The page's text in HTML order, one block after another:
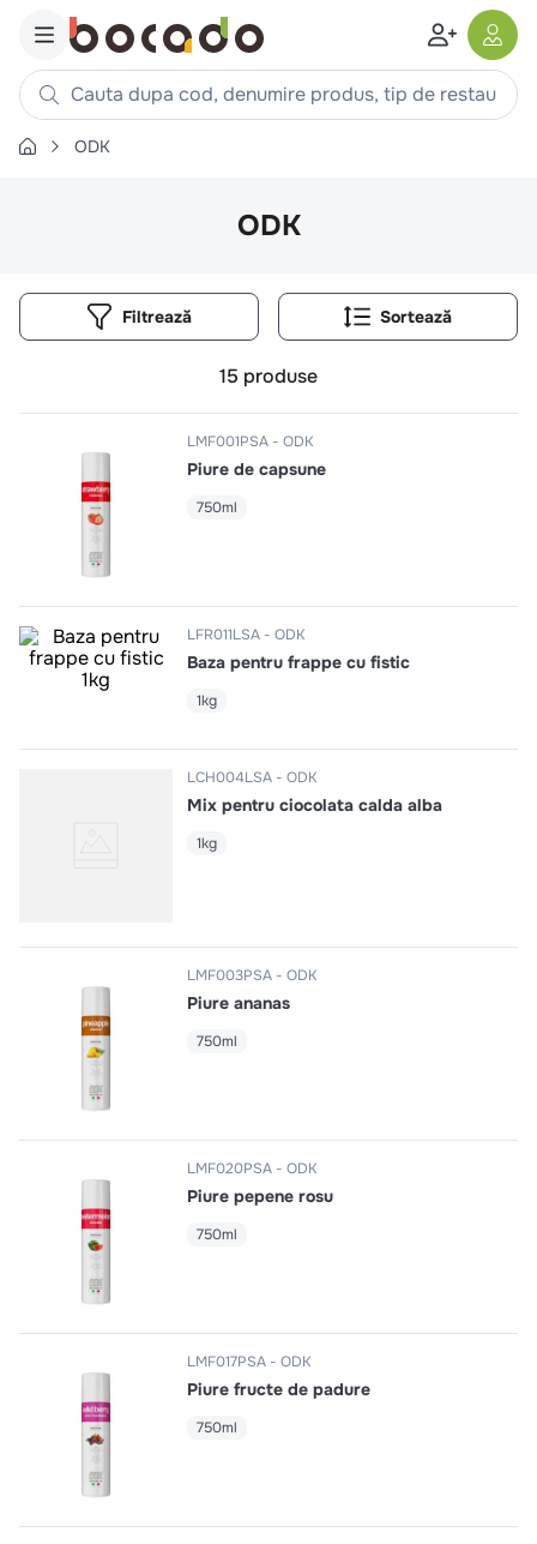
Cauta dupa cod, denumire produs, tip de restaurant,
Căutări populare
chifle
croissant
pizza
ODK
ODK
Filtrează
15 produse
LMF001PSA ODK
Piure de capsune
750ml
LFR011LSA ODK
Baza pentru frappe cu fistic
1kg
LCH004LSA ODK
Mix pentru ciocolata calda alba
1kg
LMF003PSA ODK
Piure ananas
750ml
LMF020PSA ODK
Piure pepene rosu
750ml
LMF017PSA ODK
Piure fructe de padure
750ml